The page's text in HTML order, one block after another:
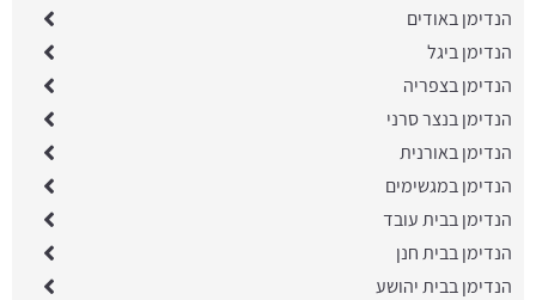
הנדימן באודים
הנדימן ביגל
הנדימן בצפריה
הנדימן בנצר סרני
הנדימן באורנית
הנדימן במגשימים
הנדימן בבית עובד
הנדימן בבית חנן
הנדימן בבית יהושע